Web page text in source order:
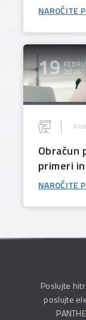
NAROČITE
19 2026
Obračun
primeri
NAROČITE
Poslujte
poslujte